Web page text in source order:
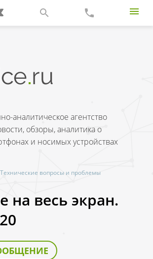
аналитическое агентство
обзоры, аналитика о
и носимых устройствах
Технические вопросы и проблемы
на весь экран.